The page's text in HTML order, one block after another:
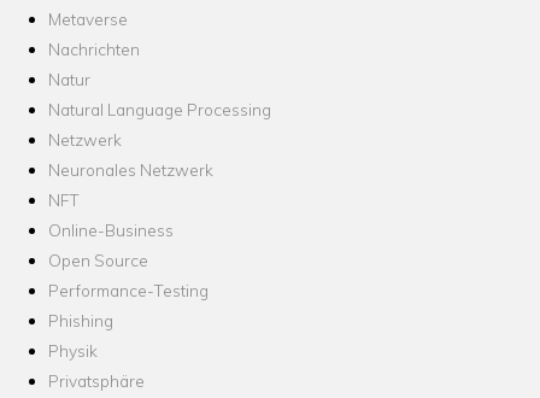
Metaverse
Nachrichten
Natur
Natural Language Processing
Netzwerk
Neuronales Netzwerk
NFT
Online-Business
Open Source
Performance-Testing
Phishing
Physik
Privatsphäre